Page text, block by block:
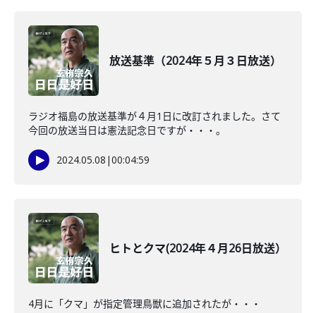
放送基準（2024年５月３日放送）
ラジオ福島の放送基準が４月1日に改訂されました。さて
今回の放送当日は憲法記念日ですが・・・。
2024.05.08 |00:04:59
ヒトとクマ(2024年４月26日放送）
4月に「クマ」が指定管理鳥獣に追加されたが・・・